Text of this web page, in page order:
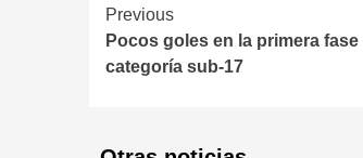
Continue
Reading
Previous
Pocos goles en la primera
categoría sub-17